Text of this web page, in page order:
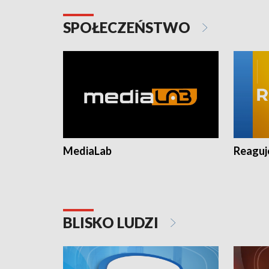
SPOŁECZEŃSTWO
MediaLab
BLISKO LUDZI